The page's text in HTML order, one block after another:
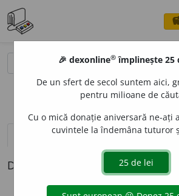
definiții (1) pronunțievolume_up (38)
Definiția cu ID-ul 575499:
🎉 dexonline® împlinește 25
De un sfert de secol suntem aici,
pentru milioane de
Cu o mică donație aniversară ne-ați
cuvintele la îndemâna tuturor